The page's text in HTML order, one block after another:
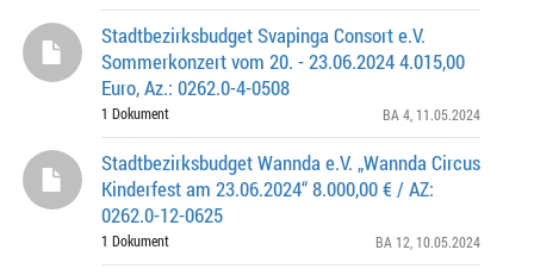
Stadtbezirksbudget Svapinga Consort e.V.
Sommerkonzert vom 20. - 23.06.2024 4.015,00
Euro, Az.: 0262.0-4-0508
1 Dokument BA 4 , 11.05.2024
Stadtbezirksbudget Wannda e.V. „Wannda Circus
Kinderfest am 23.06.2024“ 8.000,00 € / AZ:
0262.0-12-0625
1 Dokument BA 12 , 10.05.2024